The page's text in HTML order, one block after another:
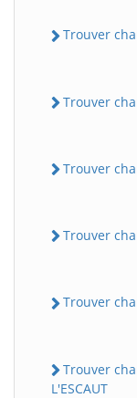
Trouver
Trouver
Trouver
Trouver
Trouver
Trouver
L'ESCAUT